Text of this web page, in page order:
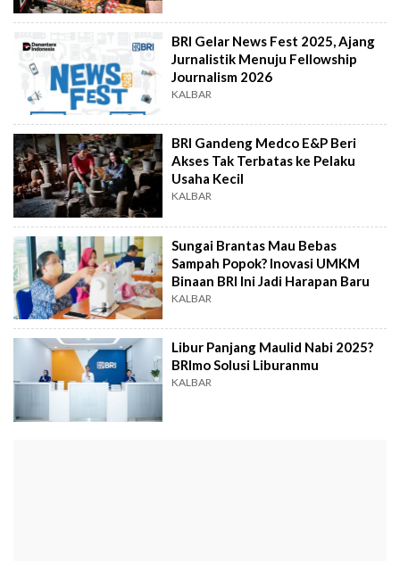
BRI Gelar News Fest 2025, Ajang
Jurnalistik Menuju Fellowship
Journalism 2026
KALBAR
BRI Gandeng Medco E&P Beri
Akses Tak Terbatas ke Pelaku
Usaha Kecil
KALBAR
Sungai Brantas Mau Bebas
Sampah Popok? Inovasi UMKM
Binaan BRI Ini Jadi Harapan Baru
KALBAR
Libur Panjang Maulid Nabi 2025?
BRImo Solusi Liburanmu
KALBAR